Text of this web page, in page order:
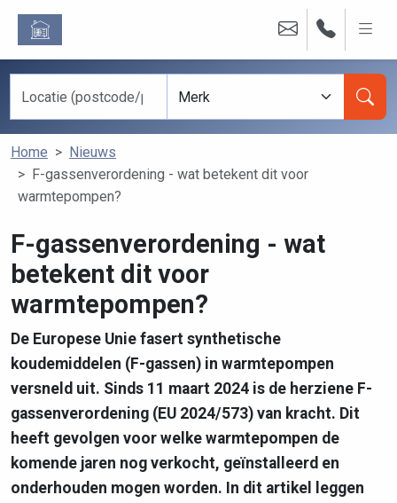
Home
Nieuws
F-gassenverordening - wat betekent dit voor
warmtepompen?
F-gassenverordening - wat
betekent dit voor
warmtepompen?
De Europese Unie fasert synthetische
koudemiddelen (F-gassen) in warmtepompen
versneld uit. Sinds 11 maart 2024 is de herziene F-
gassenverordening (EU 2024/573) van kracht. Dit
heeft gevolgen voor welke warmtepompen de
komende jaren nog verkocht, geïnstalleerd en
onderhouden mogen worden. In dit artikel leggen